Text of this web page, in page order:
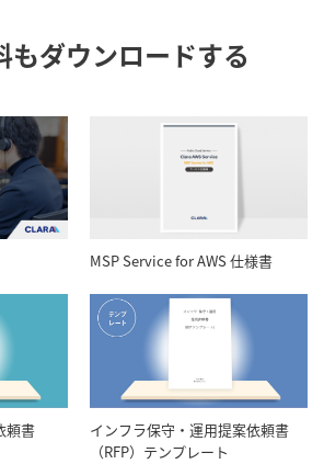
もダウンロードする
MSP Service for AWS 仕様書
頼書
インフラ保守・運用提案依頼書
（RFP）テンプレート